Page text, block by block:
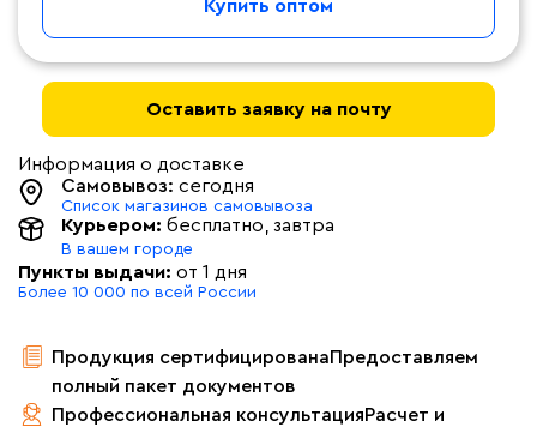
Купить оптом
Оставить заявку на почту
Информация о доставке
Самовывоз: сегодня
Список магазинов самовывоза
Курьером: бесплатно , завтра
В вашем городе
Пункты выдачи: от 1 дня
Более 10 000 по всей России
Продукция сертифицированаПредоставляем
полный пакет документов
Профессиональная консультацияРасчет и